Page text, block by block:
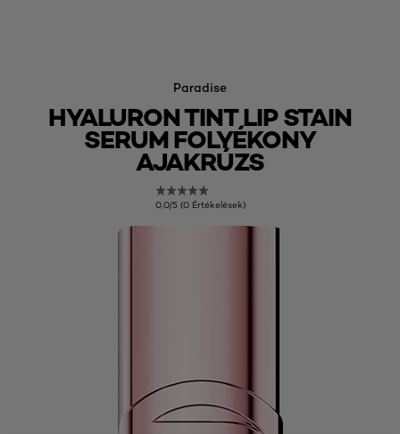
Paradise
HYALURON TINT LIP STAIN
SERUM FOLYÉKONY
AJAKRÚZS
0,0/5 (0 Értékelések)